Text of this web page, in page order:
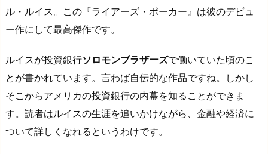
ル・ルイス。この『ライアーズ・ポーカー』は彼のデビュ
ー作にして最高傑作です。
ルイスが投資銀行ソロモンブラザーズで働いていた頃のこ
とが書かれています。言わば自伝的な作品ですね。しかし
そこからアメリカの投資銀行の内幕を知ることができま
す。読者はルイスの生涯を追いかけながら、金融や経済に
ついて詳しくなれるというわけです。